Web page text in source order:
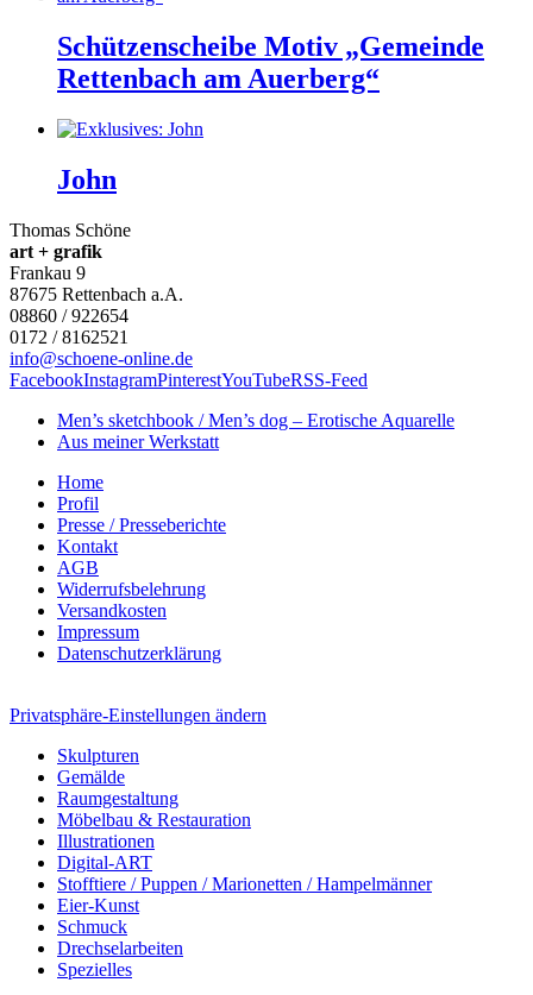
Schützenscheibe Motiv „Gemeinde
Rettenbach am Auerberg“
John
Thomas Schöne
art + grafik
Frankau 9
87675 Rettenbach a.A.
08860 / 922654
0172 / 8162521
info@schoene-online.de
FacebookInstagramPinterestYouTubeRSS-Feed
Men’s sketchbook / Men’s dog – Erotische Aquarelle
Aus meiner Werkstatt
Home
Profil
Presse / Presseberichte
Kontakt
AGB
Widerrufsbelehrung
Versandkosten
Impressum
Datenschutzerklärung
Privatsphäre-Einstellungen ändern
Skulpturen
Gemälde
Raumgestaltung
Möbelbau & Restauration
Illustrationen
Digital-ART
Stofftiere / Puppen / Marionetten / Hampelmänner
Eier-Kunst
Schmuck
Drechselarbeiten
Spezielles